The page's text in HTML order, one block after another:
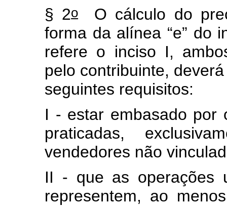
§ 2oO cálculo do
forma da alínea “e” do
refere o inciso I,
pelo contribuinte,
seguintes requisitos:
I - estar embasado por
praticadas,
vendedores não
II - que as operações
representem, ao